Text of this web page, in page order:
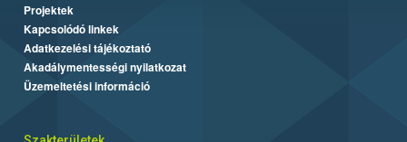
Projektek
Kapcsolódó linkek
Adatkezelési tájékoztató
Akadálymentességi nyilatkozat
Üzemeltetési információ